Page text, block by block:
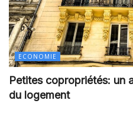
ECONOMIE
Petites copropriétés: un
du logement